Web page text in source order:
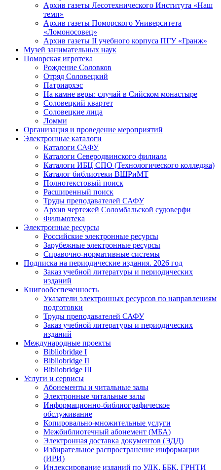
Архив газеты Лесотехнического Института «Наш
темп»
Архив газеты Поморского Университета
«Ломоносовец»
Архив газеты II учебного корпуса ПГУ «Гранж»
Музей занимательных наук
Поморская игротека
Рождение Соловков
Отряд Соловецкий
Патриархэс
На камне веры: случай в Сийском монастыре
Соловецкий квартет
Соловецкие лица
Ломми
Организация и проведение мероприятий
Электронные каталоги
Каталоги САФУ
Каталоги Северодвинского филиала
Каталоги ИБЦ СПО (Технологического колледжа)
Каталог библиотеки ВШРиМТ
Полнотекстовый поиск
Расширенный поиск
Труды преподавателей САФУ
Архив чертежей Соломбальской судоверфи
Фильмотека
Электронные ресурсы
Российские электронные ресурсы
Зарубежные электронные ресурсы
Справочно-нормативные системы
Подписка на периодические издания. 2026 год
Заказ учебной литературы и периодических
изданий
Книгообеспеченность
Указатели электронных ресурсов по направлениям
подготовки
Труды преподавателей САФУ
Заказ учебной литературы и периодических
изданий
Международные проекты
Bibliobridge I
Bibliobridge II
Bibliobridge III
Услуги и сервисы
Абонементы и читальные залы
Электронные читальные залы
Информационно-библиографическое
обслуживание
Копировально-множительные услуги
Межбиблиотечный абонемент (МБА)
Электронная доставка документов (ЭДД)
Избирательное распространение информации
(ИРИ)
Индексирование изданий по УДК, ББК, ГРНТИ